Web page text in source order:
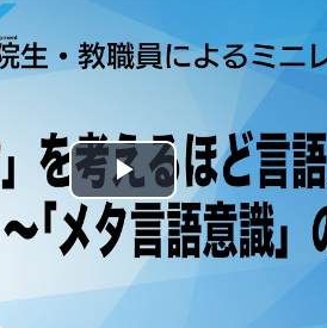
Play
Video